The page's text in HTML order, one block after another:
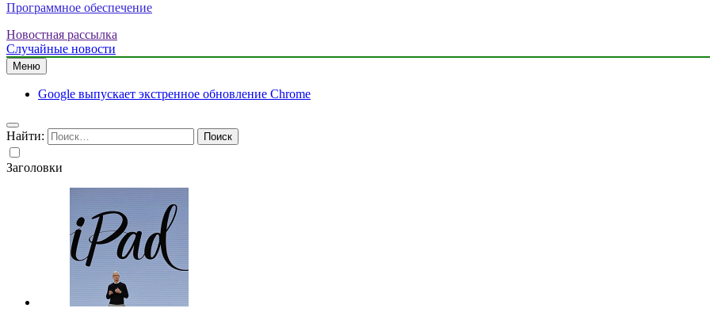
Программное обеспечение
Новостная рассылка
Случайные новости
Меню
Google выпускает экстренное обновление Chrome
Найти:
Заголовки